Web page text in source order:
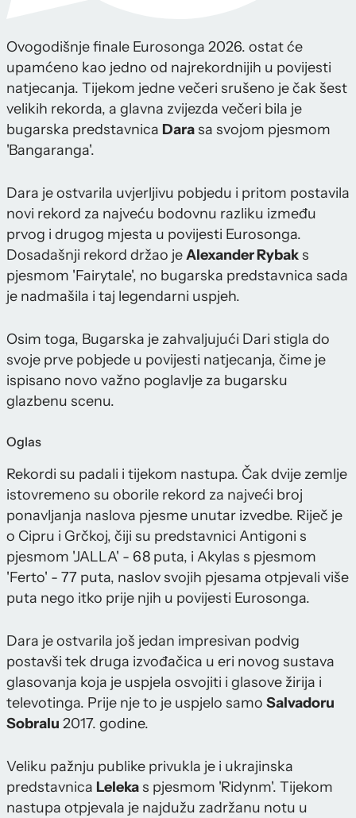
Ovogodišnje finale Eurosonga 2026. ostat će
upamćeno kao jedno od najrekordnijih u povijesti
natjecanja. Tijekom jedne večeri srušeno je čak šest
velikih rekorda, a glavna zvijezda večeri bila je
bugarska predstavnica Darasa svojom pjesmom
'Bangaranga'.
Dara je ostvarila uvjerljivu pobjedu i pritom postavila
novi rekord za najveću bodovnu razliku između
prvog i drugog mjesta u povijesti Eurosonga.
Dosadašnji rekord držao jeAlexander Rybaks
pjesmom 'Fairytale', no bugarska predstavnica sada
je nadmašila i taj legendarni uspjeh.
Osim toga, Bugarska je zahvaljujući Dari stigla do
svoje prve pobjede u povijesti natjecanja, čime je
ispisano novo važno poglavlje za bugarsku
glazbenu scenu.
Oglas
Rekordi su padali i tijekom nastupa. Čak dvije zemlje
istovremeno su oborile rekord za najveći broj
ponavljanja naslova pjesme unutar izvedbe. Riječ je
o Cipru i Grčkoj, čiji su predstavnici Antigoni s
pjesmom 'JALLA' - 68 puta, i Akylas s pjesmom
'Ferto' - 77 puta, naslov svojih pjesama otpjevali više
puta nego itko prije njih u povijesti Eurosonga.
Dara je ostvarila još jedan impresivan podvig
postavši tek druga izvođačica u eri novog sustava
glasovanja koja je uspjela osvojiti i glasove žirija i
televotinga. Prije nje to je uspjelo samo Salvadoru
Sobralu 2017. godine.
Veliku pažnju publike privukla je i ukrajinska
predstavnica Lelekas pjesmom 'Ridynm'. Tijekom
nastupa otpjevala je najdužu zadržanu notu u